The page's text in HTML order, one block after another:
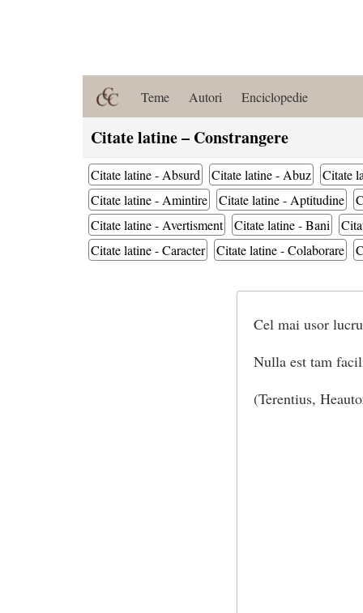
Teme Autori Enciclopedie
Citate latine – Constrangere
Citate latine - Absurd Citate latine - Abuz Citate
Citate latine - Amintire
Citate latine - Aptitudine
Citate latine - Avertisment
Citate latine - Bani
Citate latine - Caracter
Citate latine - Colaborare
Cel mai usor
Nulla est tam
(Terentius,